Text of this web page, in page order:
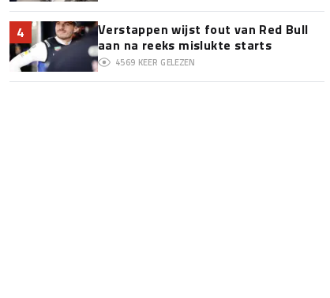
4
Verstappen wijst fout van Red Bull
aan na reeks mislukte starts
4569 KEER GELEZEN